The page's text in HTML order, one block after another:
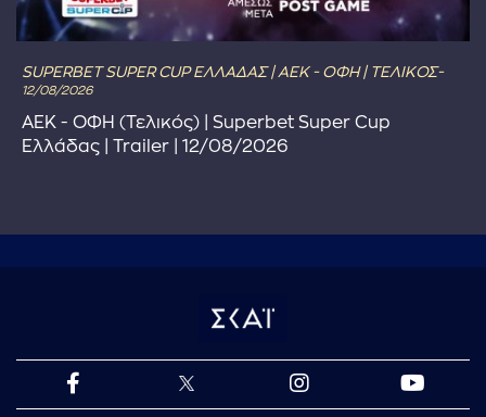
SUPERBET SUPER CUP ΕΛΛΑΔΑΣ | ΑΕΚ - ΟΦΗ | ΤΕΛΙΚΟΣ-
12/08/2026
ΑΕΚ - ΟΦΗ (Τελικός) | Superbet Super Cup
Ελλάδας | Trailer | 12/08/2026